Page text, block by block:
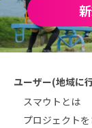
ユーザー(地域に
スマウトとは
プロジェクト